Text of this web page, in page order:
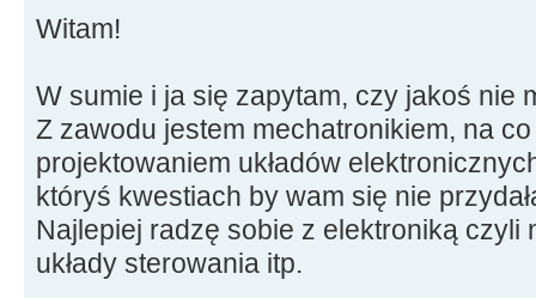
Witam!
W sumie i ja się zapytam, czy jakoś nie
Z zawodu jestem mechatronikiem, na
projektowaniem układów
któryś kwestiach by wam się nie
Najlepiej radzę sobie z elektroniką czyli
układy sterowania itp.